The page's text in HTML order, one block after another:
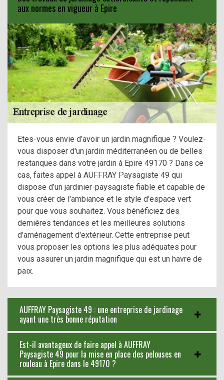
aux normes en vigueur à Epire
Etes-vous envie d’avoir un jardin magnifique ? Voulez-
vous disposer d'un jardin méditerranéen ou de belles
restanques dans votre jardin à Epire 49170 ? Dans ce
cas, faites appel à AUFFRAY Paysagiste 49 qui
dispose d’un jardinier-paysagiste fiable et capable de
vous créer de l'ambiance et le style d'espace vert
pour que vous souhaitez. Vous bénéficiez des
dernières tendances et les meilleures solutions
d'aménagement d'extérieur. Cette entreprise peut
vous proposer les options les plus adéquates pour
vous assurer un jardin magnifique qui est un havre de
paix.
AUFFRAY Paysagiste 49 : une entreprise de jardinage
ayant une très bonne réputation
Est-il avantageux de faire appel à AUFFRAY
Paysagiste 49 pour la mise en place des pelouses en
rouleau à Epire dans le 49170 ?